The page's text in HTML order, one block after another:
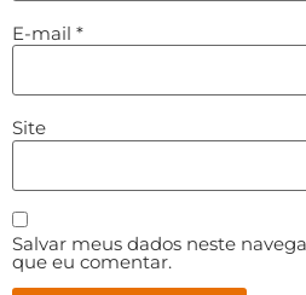
E-mail *
Site
Salvar meus dados neste
que eu comentar.